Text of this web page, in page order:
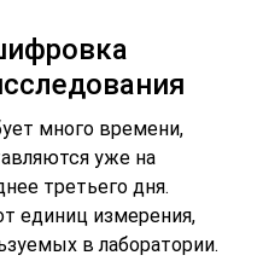
много времени,
уже на
третьего дня.
единиц измерения,
в лаборатории.